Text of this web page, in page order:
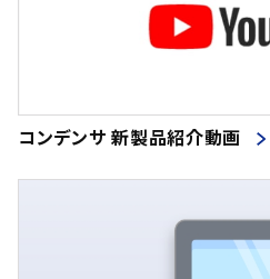
コンデンサ 新製品紹介動画